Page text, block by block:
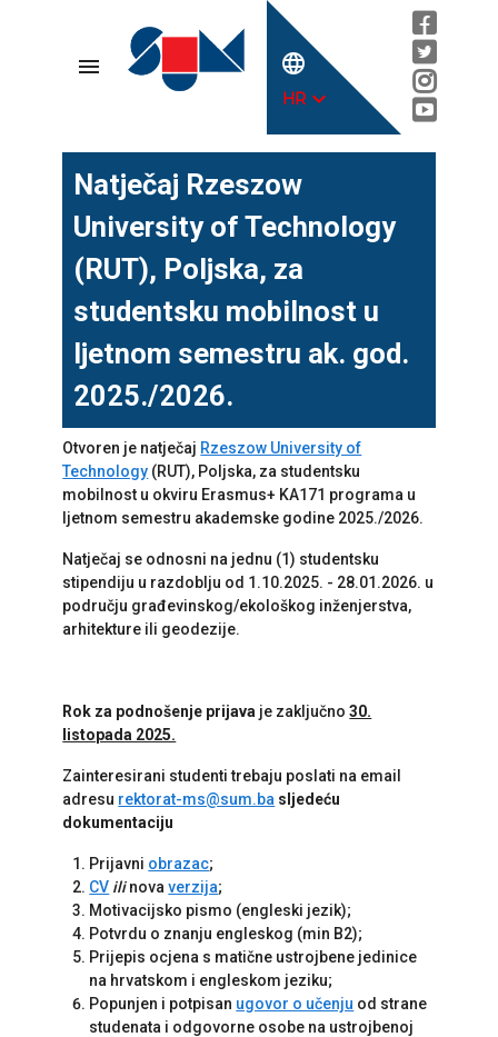
menu language
HRexpand_more
Natječaj Rzeszow
University of Technology
(RUT), Poljska, za
studentsku mobilnost u
ljetnom semestru ak. god.
2025./2026.
Otvoren je natječaj Rzeszow University of
Technology (RUT), Poljska, za studentsku
mobilnost u okviru Erasmus+ KA171 programa u
ljetnom semestru akademske godine 2025./2026.
Natječaj se odnosni na jednu (1) studentsku
stipendiju u razdoblju od 1.10.2025. - 28.01.2026. u
području građevinskog/ekološkog inženjerstva,
arhitekture ili geodezije.
Rok za podnošenje prijava je zaključno30.
listopada 2025.
Zainteresirani studenti trebaju poslati na email
adresu rektorat-ms@sum.ba sljedeću
dokumentaciju
Prijavni obrazac;
CV ilinovaverzija;
Motivacijsko pismo (engleski jezik);
Potvrdu o znanju engleskog (min B2);
Prijepis ocjena s matične ustrojbene jedinice
na hrvatskom i engleskom jeziku;
Popunjen i potpisan ugovor o učenju od strane
studenata i odgovorne osobe na ustrojbenoj